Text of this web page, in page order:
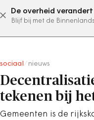
De overheid verandert
Blijf bij met de
sociaal nieuws
tekenen bij
Gemeenten is de